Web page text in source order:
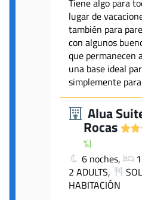
Tiene algo para
lugar de
también para
con algunos
que permanecen
una base ideal
simplemente
Alua
Rocas
%)
6 noches,
2 ADULTS,
HABITACIÓN